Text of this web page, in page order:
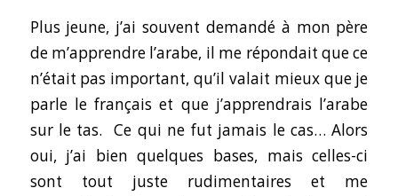
Plus jeune, j’ai souvent demandé à mon père
de m’apprendre l’arabe, il me répondait que ce
n’était pas important, qu’il valait mieux que je
parle le français et que j’apprendrais l’arabe
sur le tas. Ce qui ne fut jamais le cas… Alors
oui, j’ai bien quelques bases, mais celles-ci
sont tout juste rudimentaires et me